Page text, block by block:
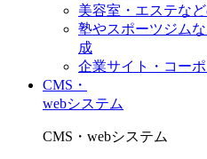
美容室・エステな
塾やスポーツジム
成
企業サイト・コー
CMS・
webシステム
CMS・webシステム